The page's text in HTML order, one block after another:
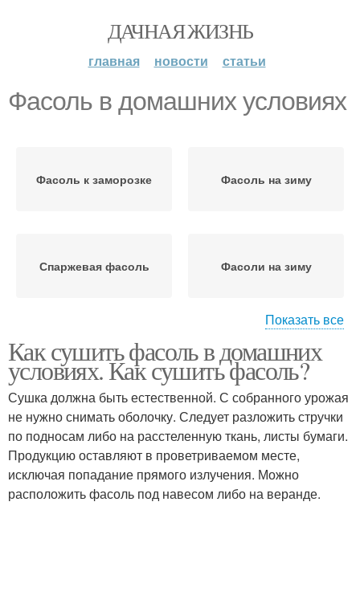
ДАЧНАЯ ЖИЗНЬ
главная новости статьи
Фасоль в домашних условиях
Фасоль к заморозке Фасоль на зиму
Спаржевая фасоль Фасоли на зиму
Приготовлениясалат со
спаржевой фасолью
Показать все
Как сушить фасоль в домашних
условиях. Как сушить фасоль?
Сушка должна быть естественной. С собранного урожая
не нужно снимать оболочку. Следует разложить стручки
по подносам либо на расстеленную ткань, листы бумаги.
Продукцию оставляют в проветриваемом месте,
исключая попадание прямого излучения. Можно
расположить фасоль под навесом либо на веранде.